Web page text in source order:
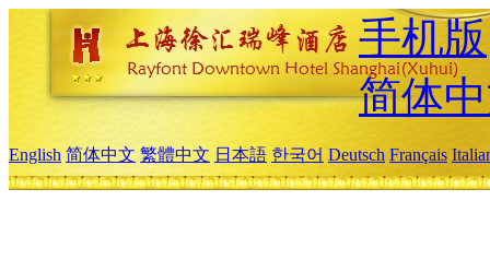
手机版
简体
English 简体中文 繁體中文 日本語 한국어 Deutsch Français